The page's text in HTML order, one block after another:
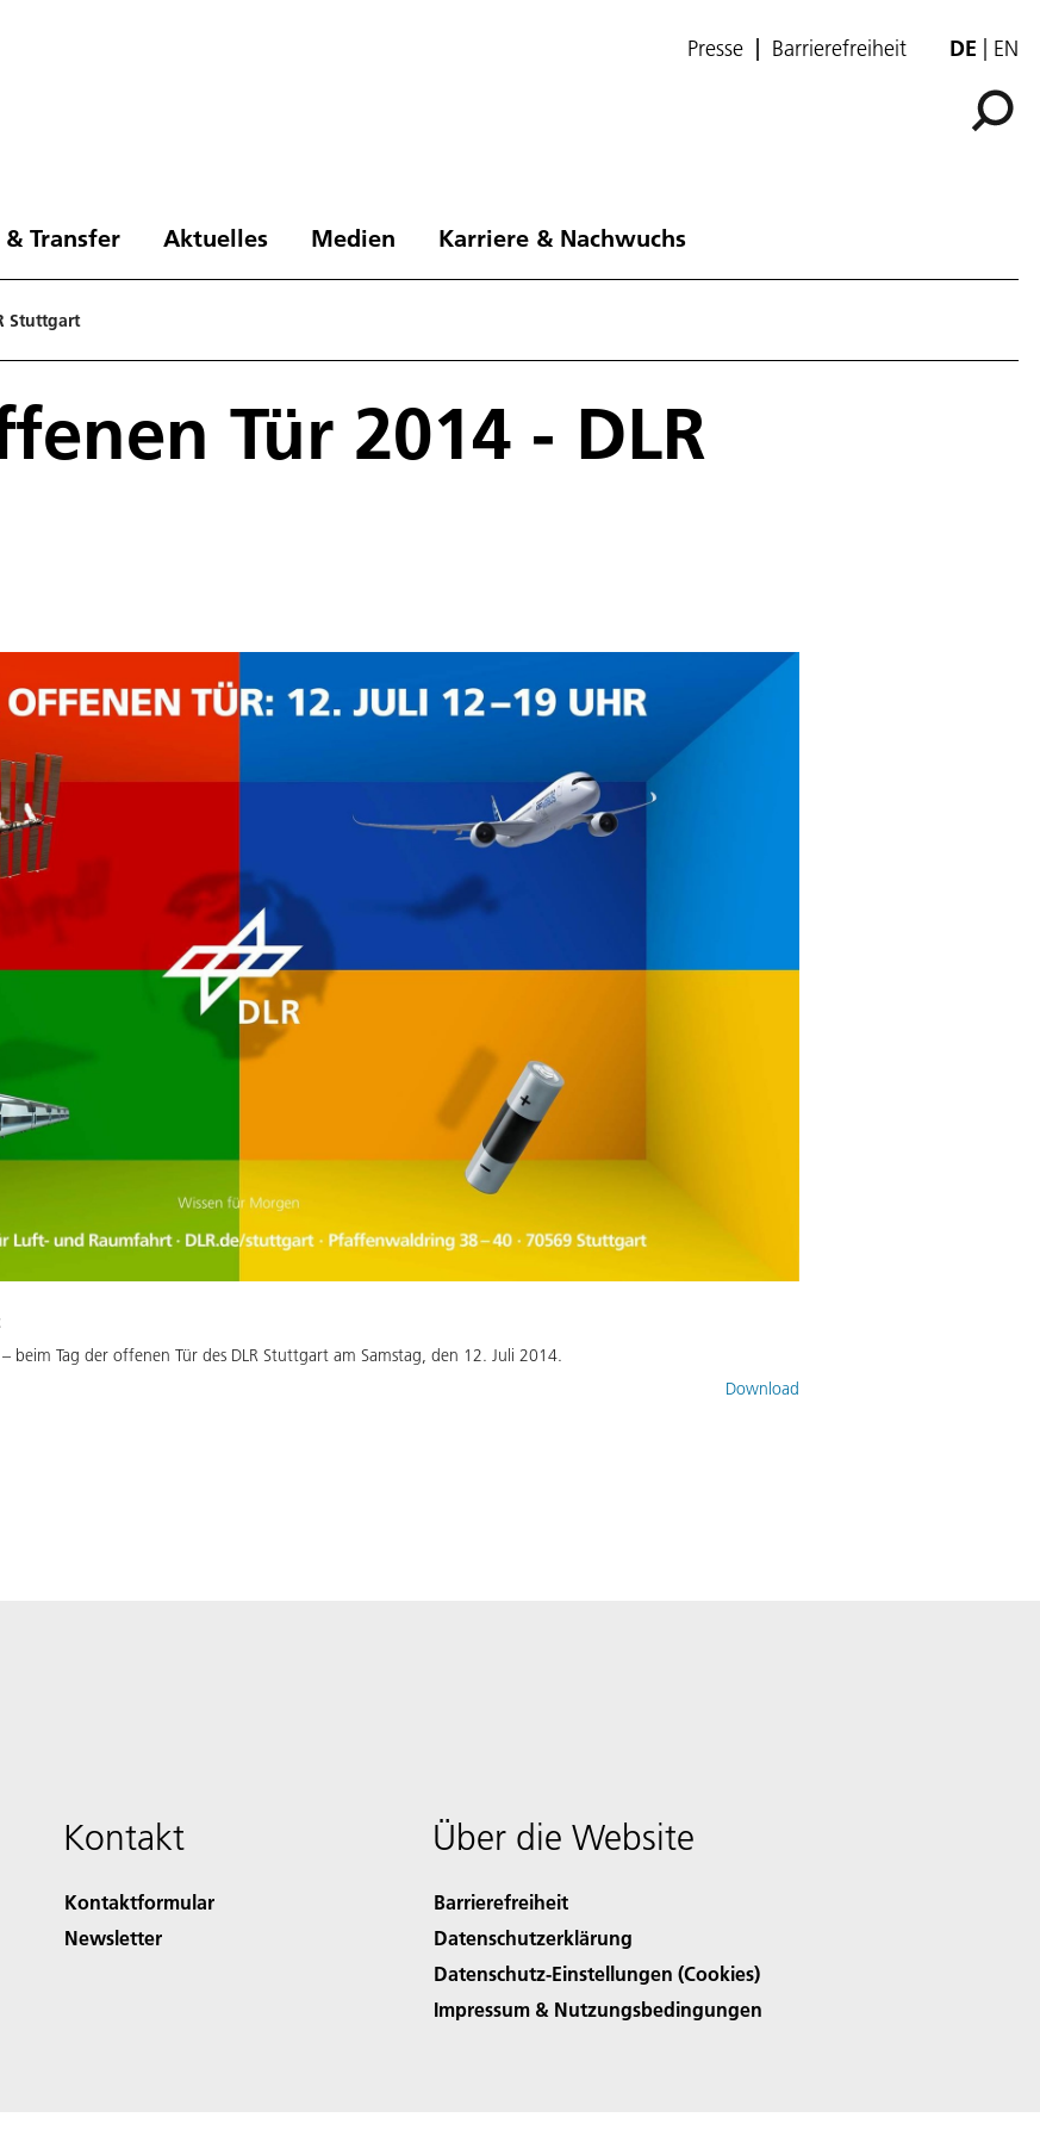
Presse Barrierefreiheit DE EN
Transfer Aktuelles Medien Karriere & Nachwuchs
Stuttgart
Tür 2014 - DLR
beim Tag der offenen Tür des DLR Stuttgart am Samstag, den 12. Juli 2014.
Download
Kontakt
Kontaktformular
Newsletter
Über die Website
Barrierefreiheit
Datenschutzerklärung
Datenschutz-Einstellungen (Cookies)
Impressum & Nutzungsbedingungen